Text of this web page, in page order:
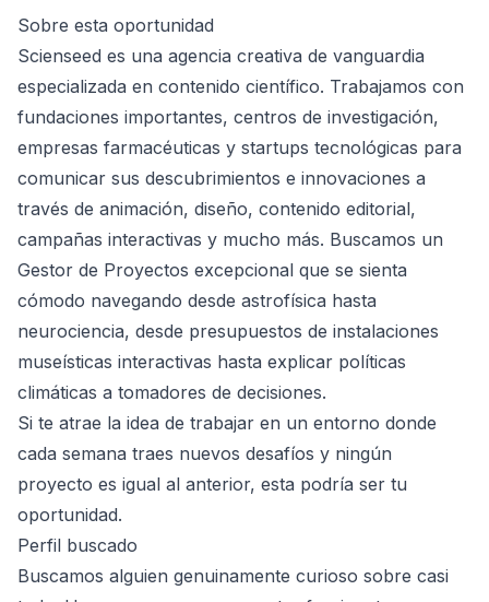
Sobre esta oportunidad
Scienseed es una agencia creativa de vanguardia
especializada en contenido científico. Trabajamos con
fundaciones importantes, centros de investigación,
empresas farmacéuticas y startups tecnológicas para
comunicar sus descubrimientos e innovaciones a
través de animación, diseño, contenido editorial,
campañas interactivas y mucho más. Buscamos un
Gestor de Proyectos excepcional que se sienta
cómodo navegando desde astrofísica hasta
neurociencia, desde presupuestos de instalaciones
museísticas interactivas hasta explicar políticas
climáticas a tomadores de decisiones.
Si te atrae la idea de trabajar en un entorno donde
cada semana traes nuevos desafíos y ningún
proyecto es igual al anterior, esta podría ser tu
oportunidad.
Perfil buscado
Buscamos alguien genuinamente curioso sobre casi